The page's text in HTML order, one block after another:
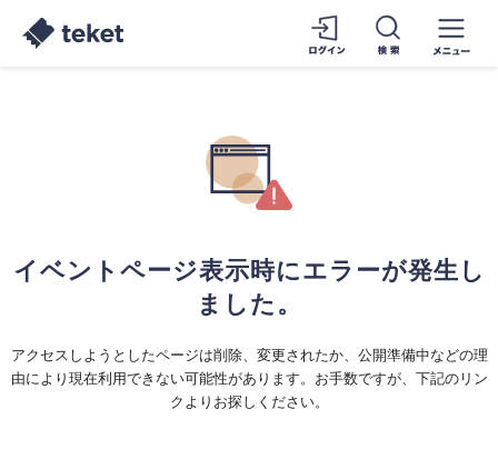
イベントページ表示時にエラーが発生し
ました。
アクセスしようとしたページは削除、変更されたか、公開準備中などの理
由により現在利用できない可能性があります。お手数ですが、下記のリン
クよりお探しください。